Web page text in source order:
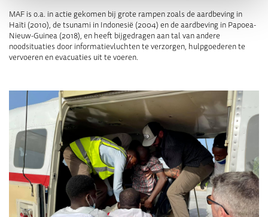
MAF is o.a. in actie gekomen bij grote rampen zoals de aardbeving in
Haïti (2010), de tsunami in Indonesië (2004) en de aardbeving in Papoea-
Nieuw-Guinea (2018), en heeft bijgedragen aan tal van andere
noodsituaties door informatievluchten te verzorgen, hulpgoederen te
vervoeren en evacuaties uit te voeren.